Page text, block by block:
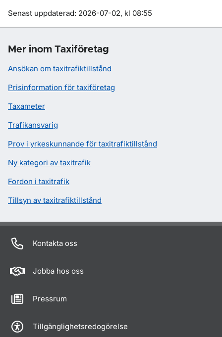
Om sidan
Senast uppdaterad: 2026-07-02, kl 08:55
Mer inom Taxiföretag
Ansökan om taxitrafiktillstånd
Prisinformation för taxiföretag
Taxameter
Trafikansvarig
Prov i yrkeskunnande för taxitrafiktillstånd
Ny kategori av taxitrafik
Fordon i taxitrafik
Tillsyn av taxitrafiktillstånd
Kontakta oss
Jobba hos oss
Pressrum
Tillgänglighetsredogörelse